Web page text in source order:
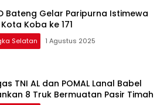
Bateng Gelar Paripurna Istimewa
Kota Koba ke 171
Selatan 1 Agustus 2025
TNI AL dan POMAL Lanal Babel
8 Truk Bermuatan Pasir Timah